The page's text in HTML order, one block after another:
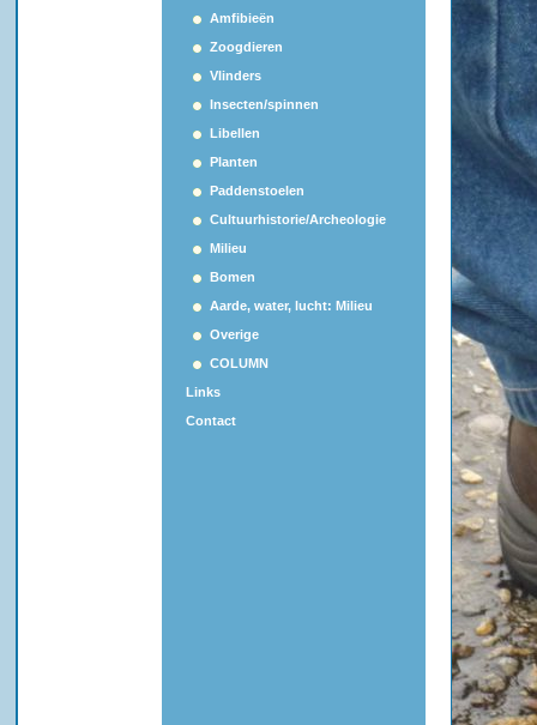
Amfibieën
Zoogdieren
Vlinders
Insecten/spinnen
Libellen
Planten
Paddenstoelen
Cultuurhistorie/Archeologie
Milieu
Bomen
Aarde, water, lucht: Milieu
Overige
COLUMN
Links
Contact